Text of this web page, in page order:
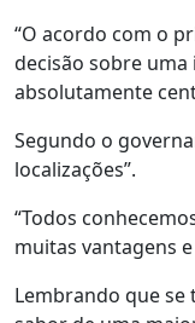
“O acordo com o
decisão sobre
absolutamente
Segundo o
localizações”.
“Todos
muitas vantagens
Lembrando que se